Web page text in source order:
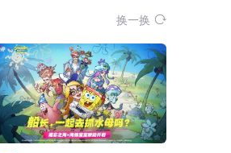
换一换